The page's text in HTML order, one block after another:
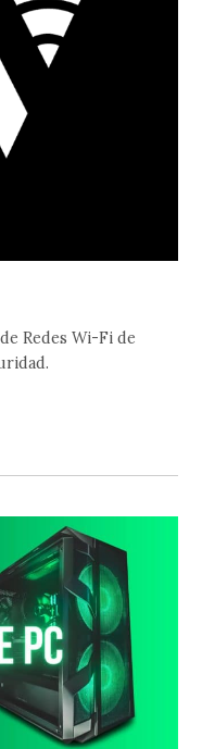
Redes Wi-Fi de